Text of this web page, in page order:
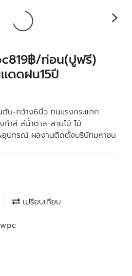
฿/ท่อน(ปูฟรี)
ดดฝน15ปี
น-กว้าง6นิ้ว ทนแรงกระแทก
ำสี สีน้ำตาล-ลายไม้ ไม้
ปกรณ์ ผลงานติดตั้งบริษัทมหาชน
เปรียบเทียบ